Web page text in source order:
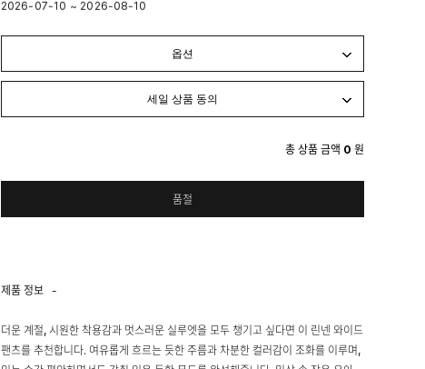
2026-07-10 ~ 2026-08-10
총 상품 금액 0 원
품절
제품 정보 -
더운 계절, 시원한 착용감과 멋스러운 실루엣을 모두 챙기고 싶다면 이 린넨 와이드
팬츠를 추천합니다. 여유롭게 흐르는 듯한 주름과 차분한 컬러감이 조화를 이루며,